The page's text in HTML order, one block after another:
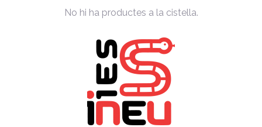
No hi ha productes a la cistella.